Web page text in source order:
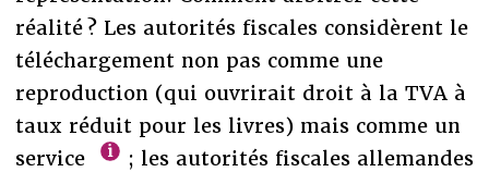
réalité ? Les autorités fiscales considèrent le
téléchargement non pas comme une
reproduction (qui ouvrirait droit à la TVA à
taux réduit pour les livres) mais comme un
service
; les autorités fiscales allemandes